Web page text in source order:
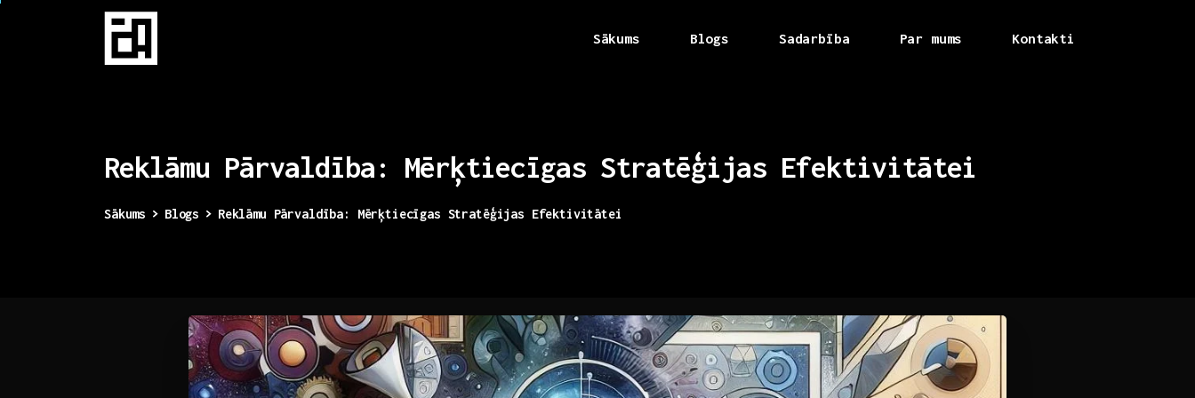
Sākums Blogs Sadarbība Par mums Kontakti
Reklāmu Pārvaldība: Mērķtiecīgas Stratēģijas Efektivitātei
Sākums Blogs Reklāmu Pārvaldība: Mērķtiecīgas Stratēģijas Efektivitātei